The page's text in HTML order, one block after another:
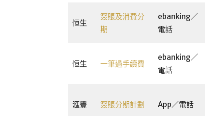
恒生
簽賬及消費分
期
ebanking／
電話
恒生 一筆過手續費
ebanking／
電話
滙豐 簽賬分期計劃 App／電話